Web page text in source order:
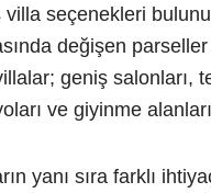
seçenekleri
değişen
geniş salonları,
ve giyinme
yanı sıra farklı